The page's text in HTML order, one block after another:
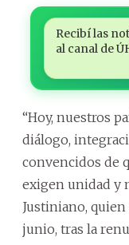
Recibí las
al canal de
“Hoy, nuestros
diálogo,
convencidos de
exigen unidad y
Justiniano, quien
junio, tras la